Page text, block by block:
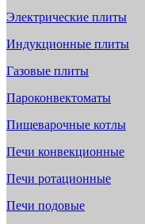
Электрические плиты
Индукционные плиты
Газовые плиты
Пароконвектоматы
Пищеварочные котлы
Печи конвекционные
Печи ротационные
Печи подовые